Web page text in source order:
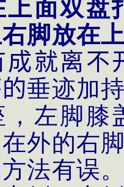
上面双盘
脚放在
成就离不
垂迹加
，左脚膝
外的右
法有误